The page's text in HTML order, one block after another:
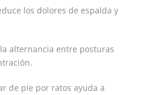
los dolores de espalda y
alternancia entre posturas
de pie por ratos ayuda a